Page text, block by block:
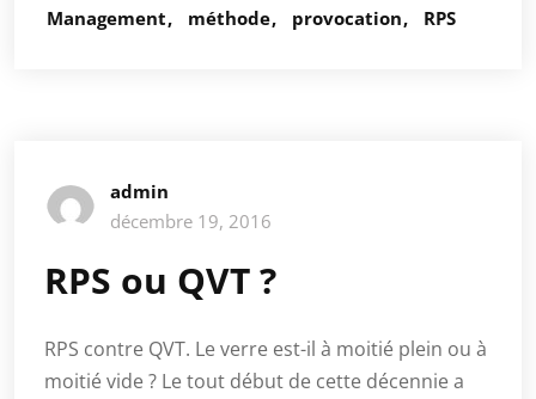
Management
méthode provocation RPS
admin
décembre 19, 2016
RPS ou QVT ?
RPS contre QVT. Le verre est-il à moitié plein ou à
moitié vide ? Le tout début de cette décennie a